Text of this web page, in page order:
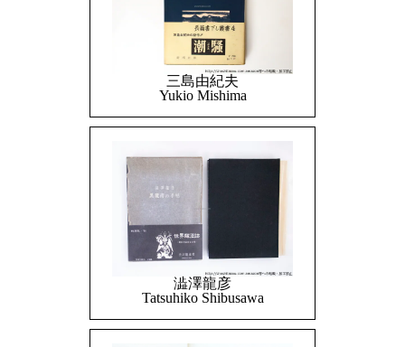
三島由紀夫
Yukio Mishima
澁澤龍彦
Tatsuhiko Shibusawa